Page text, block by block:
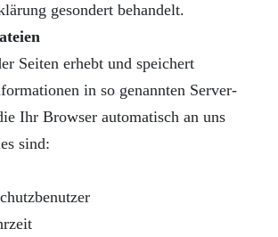
gesondert behandelt.
Seiten erhebt und speichert
in so genannten Server-
Ihr Browser automatisch an uns
sind: